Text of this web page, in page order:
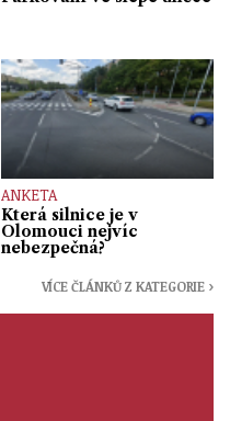
ANKETA
Která silnice je v
Olomouci nejvíc
nebezpečná?
VÍCE ČLÁNKŮ Z KATEGORIE ›